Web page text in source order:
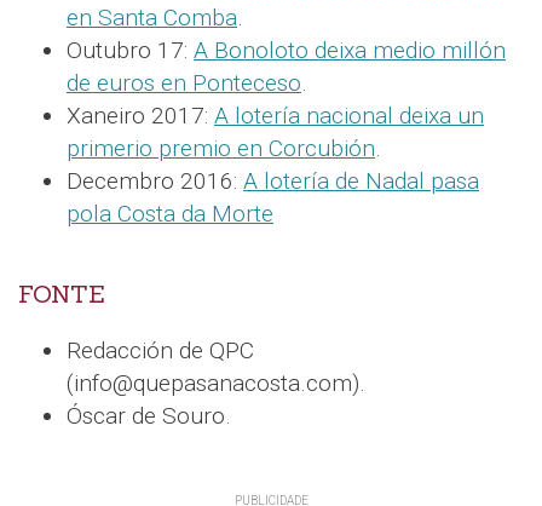
en Santa Comba.
Outubro 17: A Bonoloto deixa medio millón
de euros en Ponteceso.
Xaneiro 2017: A lotería nacional deixa un
primerio premio en Corcubión.
Decembro 2016: A lotería de Nadal pasa
pola Costa da Morte
FONTE
Redacción de QPC
(info@quepasanacosta.com).
Óscar de Souro.